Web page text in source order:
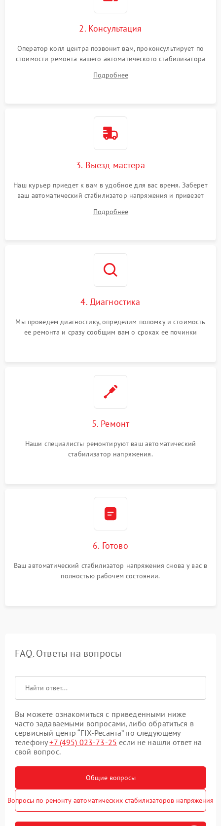
2. Консультация
Оператор колл центра позвонит вам, проконсультирует по
стоимости ремонта вашего автоматического стабилизатора
Подробнее
3. Выезд мастера
Наш курьер приедет к вам в удобное для вас время. Заберет
ваш автоматический стабилизатор напряжения и привезет
Подробнее
4. Диагностика
Мы проведем диагностику, определим поломку и стоимость
ее ремонта и сразу сообщим вам о сроках ее починки
5. Ремонт
Наши специалисты ремонтируют ваш автоматический
стабилизатор напряжения.
6. Готово
Ваш автоматический стабилизатор напряжения снова у вас в
полностью рабочем состоянии.
FAQ. Ответы на вопросы
Вы можете ознакомиться с приведенными ниже
часто задаваемыми вопросами, либо обратиться в
сервисный центр “FIX-Ресанта” по следующему
телефону+7 (495) 023-73-25 если не нашли ответ на
свой вопрос.
Общие вопросы
Вопросы по ремонту автоматических стабилизаторов напряжения